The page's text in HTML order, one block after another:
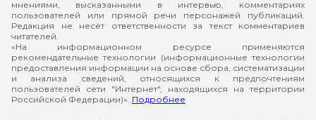
мнениями, высказанными в интервью, комментариях
пользователей или прямой речи персонажей публикаций.
Редакция не несёт ответственности за текст комментариев
читателей.
«На информационном ресурсе применяются
рекомендательные технологии (информационные технологии
предоставления информации на основе сбора, систематизации
и анализа сведений, относящихся к предпочтениям
пользователей сети "Интернет", находящихся на территории
Российской Федерации)». Подробнее